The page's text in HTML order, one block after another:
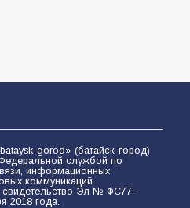
gorod» (батайск-город)
службой по
информационных
коммуникаций
Эл № ФС77-
2018 года.